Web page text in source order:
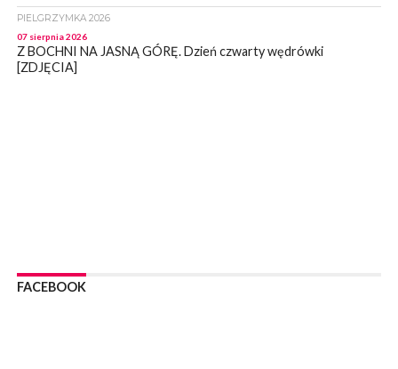
PIELGRZYMKA 2026
07 sierpnia 2026
Z BOCHNI NA JASNĄ GÓRĘ. Dzień czwarty wędrówki
[ZDJĘCIA]
NOWY WIŚNICZ. Od poniedziałku ulica Lipnicka w Nowym
Wiśniczu będzie nieprzejezdna
FACEBOOK